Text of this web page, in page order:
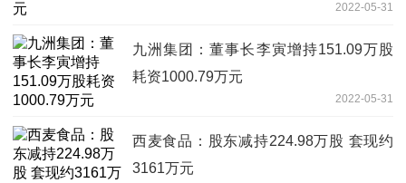
2022-05-31
九洲集团：董事长李寅增持151.09万股
耗资1000.79万元
2022-05-31
西麦食品：股东减持224.98万股 套现约
3161万元